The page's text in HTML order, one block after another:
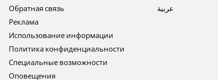
Обратная связь
Реклама
Использование информации
Политика конфиденциальности
Специальные возможности
Оповещения
عربية